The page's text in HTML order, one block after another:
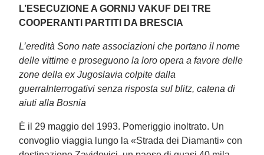
L’ESECUZIONE A GORNIJ VAKUF DEI TRE
COOPERANTI PARTITI DA BRESCIA
L’eredità Sono nate associazioni che portano il nome
delle vittime e proseguono la loro opera a favore delle
zone della ex Jugoslavia colpite dalla
guerraInterrogativi senza risposta sul blitz, catena di
aiuti alla Bosnia
È il 29 maggio del 1993. Pomeriggio inoltrato. Un
convoglio viaggia lungo la «Strada dei Diamanti» con